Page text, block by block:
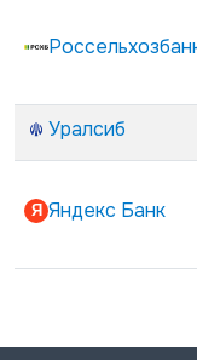
Уралсиб
Яндекс Банк